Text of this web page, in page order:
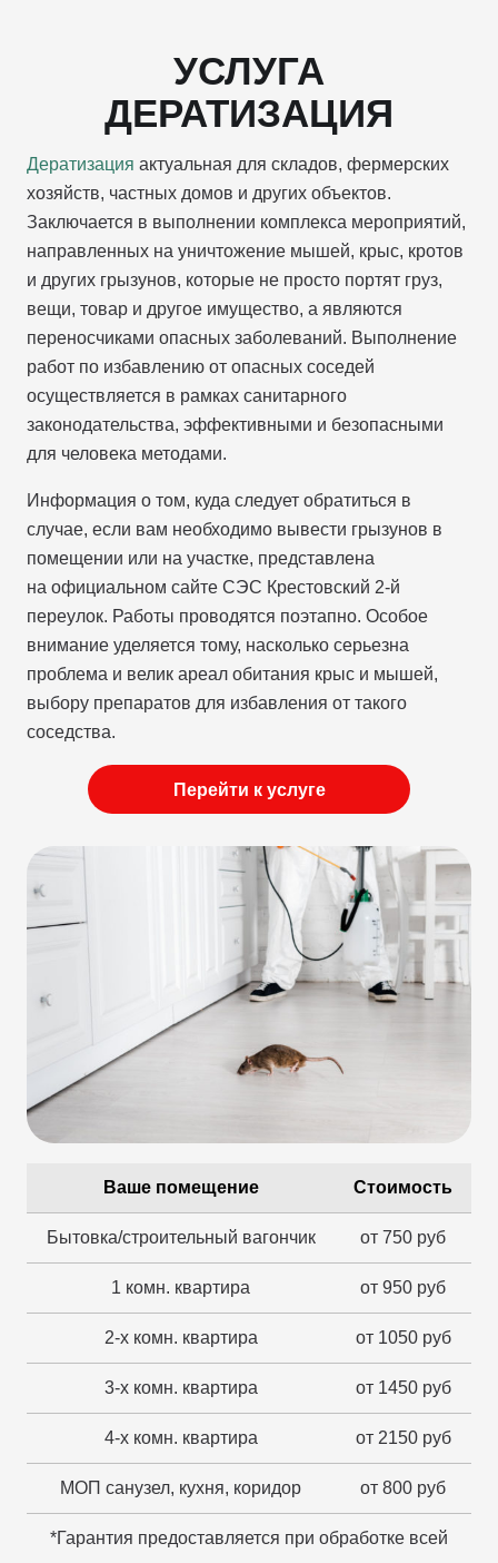
УСЛУГА
ДЕРАТИЗАЦИЯ
Дератизация актуальная для складов, фермерских
хозяйств, частных домов и других объектов.
Заключается в выполнении комплекса мероприятий,
направленных на уничтожение мышей, крыс, кротов
и других грызунов, которые не просто портят груз,
вещи, товар и другое имущество, а являются
переносчиками опасных заболеваний. Выполнение
работ по избавлению от опасных соседей
осуществляется в рамках санитарного
законодательства, эффективными и безопасными
для человека методами.
Информация о том, куда следует обратиться в
случае, если вам необходимо вывести грызунов в
помещении или на участке, представлена
на официальном сайте СЭС Крестовский 2-й
переулок. Работы проводятся поэтапно. Особое
внимание уделяется тому, насколько серьезна
проблема и велик ареал обитания крыс и мышей,
выбору препаратов для избавления от такого
соседства.
Перейти к услуге
Ваше помещение Стоимость
Бытовка/строительный вагончик от 750 руб
1 комн. квартира от 950 руб
2-х комн. квартира от 1050 руб
3-х комн. квартира от 1450 руб
4-х комн. квартира от 2150 руб
МОП санузел, кухня, коридор от 800 руб
*Гарантия предоставляется при обработке всей